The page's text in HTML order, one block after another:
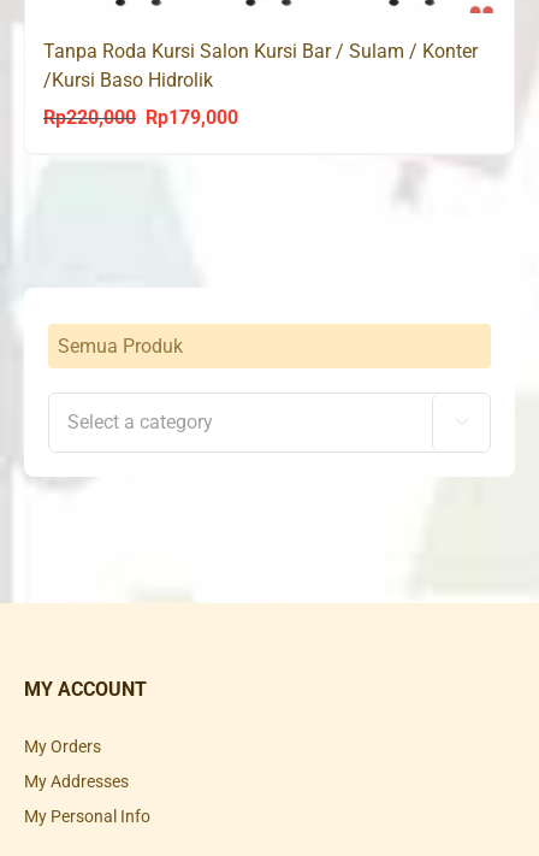
Tanpa Roda Kursi Salon Kursi Bar / Sulam / Konter
/Kursi Baso Hidrolik
Rp220,000
Original
Rp179,000Current
Semua Produk

MY ACCOUNT
My Orders
My Addresses
My Personal Info